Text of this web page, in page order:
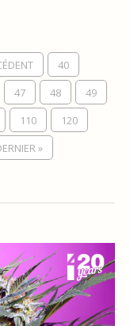
40
47 48
49
110
120
»